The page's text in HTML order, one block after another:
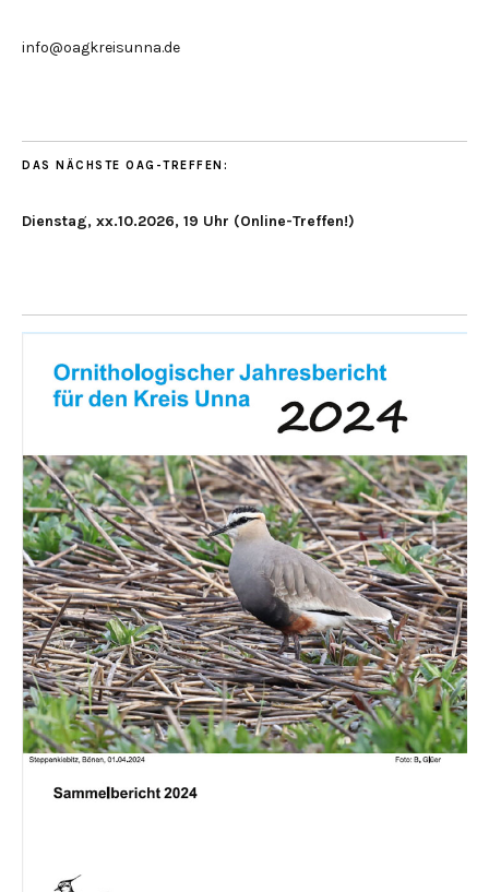
info@oagkreisunna.de
DAS NÄCHSTE OAG-TREFFEN:
Dienstag, xx.10.2026, 19 Uhr (Online-Treffen!)